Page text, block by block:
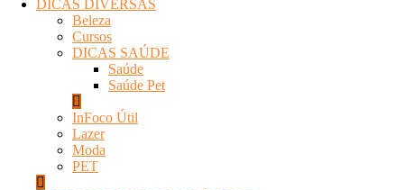
DICAS DIVERSAS
Beleza
Cursos
DICAS SAÚDE
Saúde
Saúde Pet
InFoco Útil
Lazer
Moda
PET